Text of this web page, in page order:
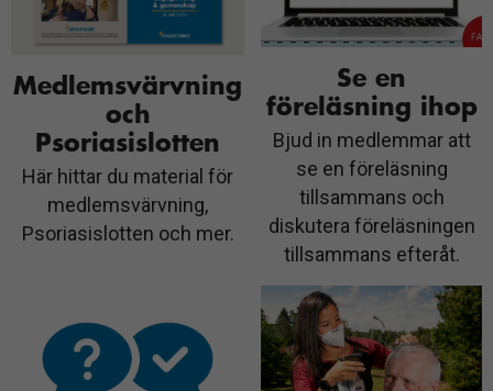
Medlemsvärvning
och
Psoriasislotten
Här hittar du material för
medlemsvärvning,
Psoriasislotten och mer.
Se en
föreläsning ihop
Bjud in medlemmar att
se en föreläsning
tillsammans och
diskutera föreläsningen
tillsammans efteråt.